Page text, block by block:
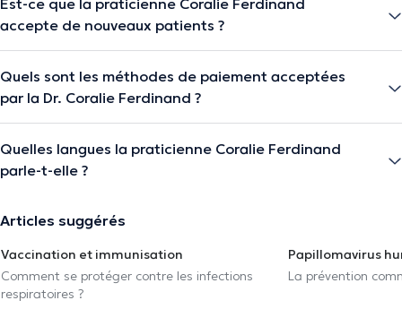
accepte de nouveaux patients ?
Quels sont les méthodes de paiement acceptées
par la Dr. Coralie Ferdinand ?
Quelles langues la praticienne Coralie Ferdinand
parle-t-elle ?
Articles suggérés
Vaccination et immunisation
Comment se protéger contre les infections
respiratoires ?
Papillomavirus
La prévention